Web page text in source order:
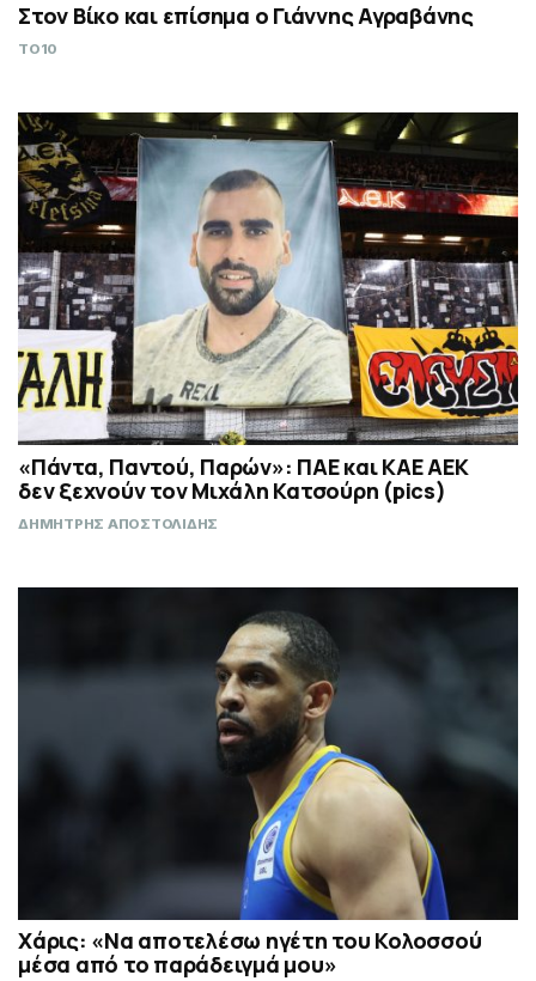
Στον Βίκο και επίσημα ο Γιάννης Αγραβάνης
TO10
«Πάντα, Παντού, Παρών»: ΠΑΕ και ΚΑΕ ΑΕΚ
δεν ξεχνούν τον Μιχάλη Κατσούρη (pics)
ΔΗΜΗΤΡΗΣ ΑΠΟΣΤΟΛΙΔΗΣ
Χάρις: «Να αποτελέσω ηγέτη του Κολοσσού
μέσα από το παράδειγμά μου»